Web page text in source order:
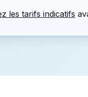
les tarifs indicatifs